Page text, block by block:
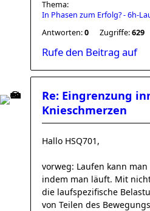
Thema:
In Phasen zum Erfolg? - 6h-
Antworten:0 Zugriffe:629
Rufe den Beitrag auf
Re: Eingrenzung
Knieschmerzen
Hallo HSQ701,
vorweg: Laufen kann
indem man läuft. Mit
die laufspezifische
von Teilen des